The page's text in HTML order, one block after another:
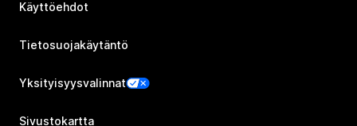
Käyttöehdot
Tietosuojakäytäntö
Yksityisyysvalinnat
Sivustokartta